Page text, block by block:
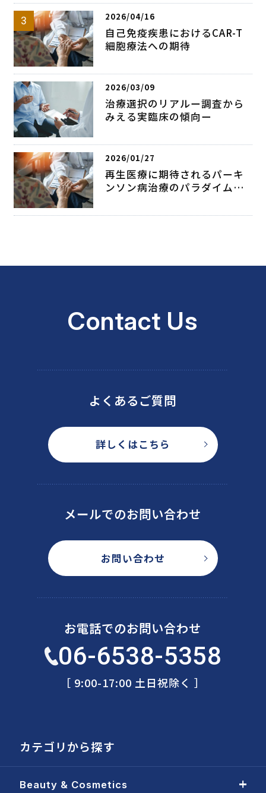
2026/04/16
自己免疫疾患におけるCAR-T
細胞療法への期待
2026/03/09
治療選択のリアルー調査から
みえる実臨床の傾向ー
2026/01/27
再生医療に期待されるパーキ
ンソン病治療のパラダイムシ
Contact Us
よくあるご質問
詳しくはこちら
メールでのお問い合わせ
お問い合わせ
お電話でのお問い合わせ
06-6538-5358
［ 9:00-17:00 土日祝除く ］
カテゴリから探す
Beauty & Cosmetics